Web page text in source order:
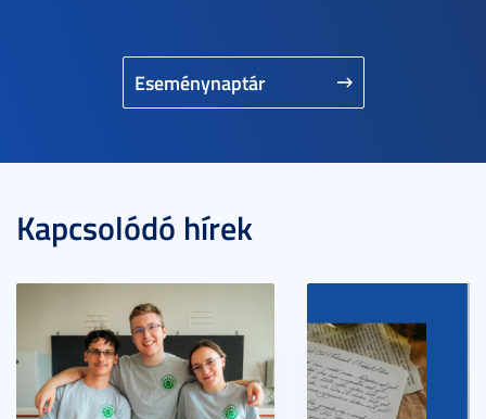
Eseménynaptár
Kapcsolódó hírek